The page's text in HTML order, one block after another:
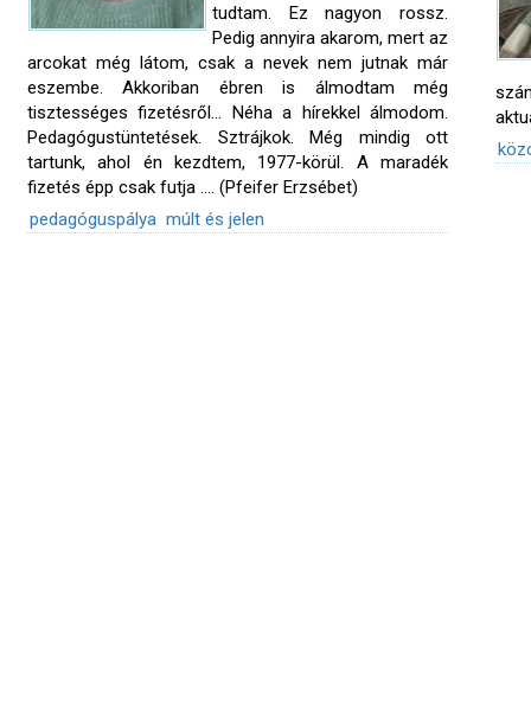
tudtam. Ez nagyon rossz.
Pedig annyira akarom, mert az
arcokat még látom, csak a nevek nem jutnak már
eszembe. Akkoriban ébren is álmodtam még
tisztességes fizetésről... Néha a hírekkel álmodom.
Pedagógustüntetések. Sztrájkok. Még mindig ott
tartunk, ahol én kezdtem, 1977-körül. A maradék
fizetés épp csak futja …. (Pfeifer Erzsébet)
pedagóguspálya múlt és jelen